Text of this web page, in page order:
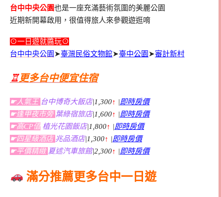
台中中央公園也是一座充滿藝術氛圍的美麗公園
近期新開幕啟用，很值得旅人來參觀遊逛唷
⊙一日遊就醬玩⊙
台中中央公園 ➤臺灣民俗文物館➤臺中公園 ➤審計新村
♖更多台中便宜住宿
☛人氣王 台中博奇大飯店|1,300↑ |即時房價
☛逢甲夜市旁葉綠宿旅店|1,600↑ |即時房價
☛高CP值 植光花園飯店|1,800↑ |即時房價
☛四星級酒店兆品酒店|1,300↑ |即時房價
☛平價精緻 夏述汽車旅館|2,300↑ |即時房價
滿分推薦更多台中一日遊